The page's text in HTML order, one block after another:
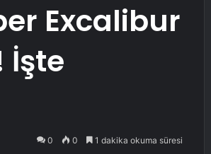
Excalibur
İşte
0 0 1 dakika okuma süresi